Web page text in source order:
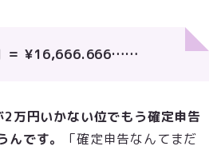
＝ ¥16,666.666……
万円いかない位でもう確定申告
です。
「確定申告なんてまだ